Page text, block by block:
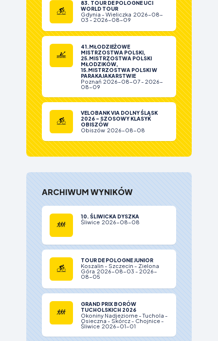
83. TOUR DE POLOGNE UCI
WORLD TOUR
Gdynia - Wieliczka 2026-08-
03 - 2026-08-09
41.MŁODZIEŻOWE
MISTRZOSTWA POLSKI,
25.MISTRZOSTWA POLSKI
MŁODZIKÓW,
15.MISTRZOSTWA POLSKI W
PARAKAJAKARSTWIE
Poznań 2026-08-07 - 2026-
08-09
VELOBANK VIA DOLNY ŚLĄSK
2026 - SZOSOWY KLASYK
OBISZÓW
Obiszów 2026-08-08
ARCHIWUM WYNIKÓW
10. ŚLIWICKA DYSZKA
Śliwice 2026-08-08
TOUR DE POLOGNE JUNIOR
Koszalin - Szczecin - Zielona
Góra 2026-08-03 - 2026-
08-05
GRAND PRIX BORÓW
TUCHOLSKICH 2026
Okoniny Nadjeziorne - Tuchola -
Osieczna - Skórcz - Chojnice -
Śliwice 2026-01-01